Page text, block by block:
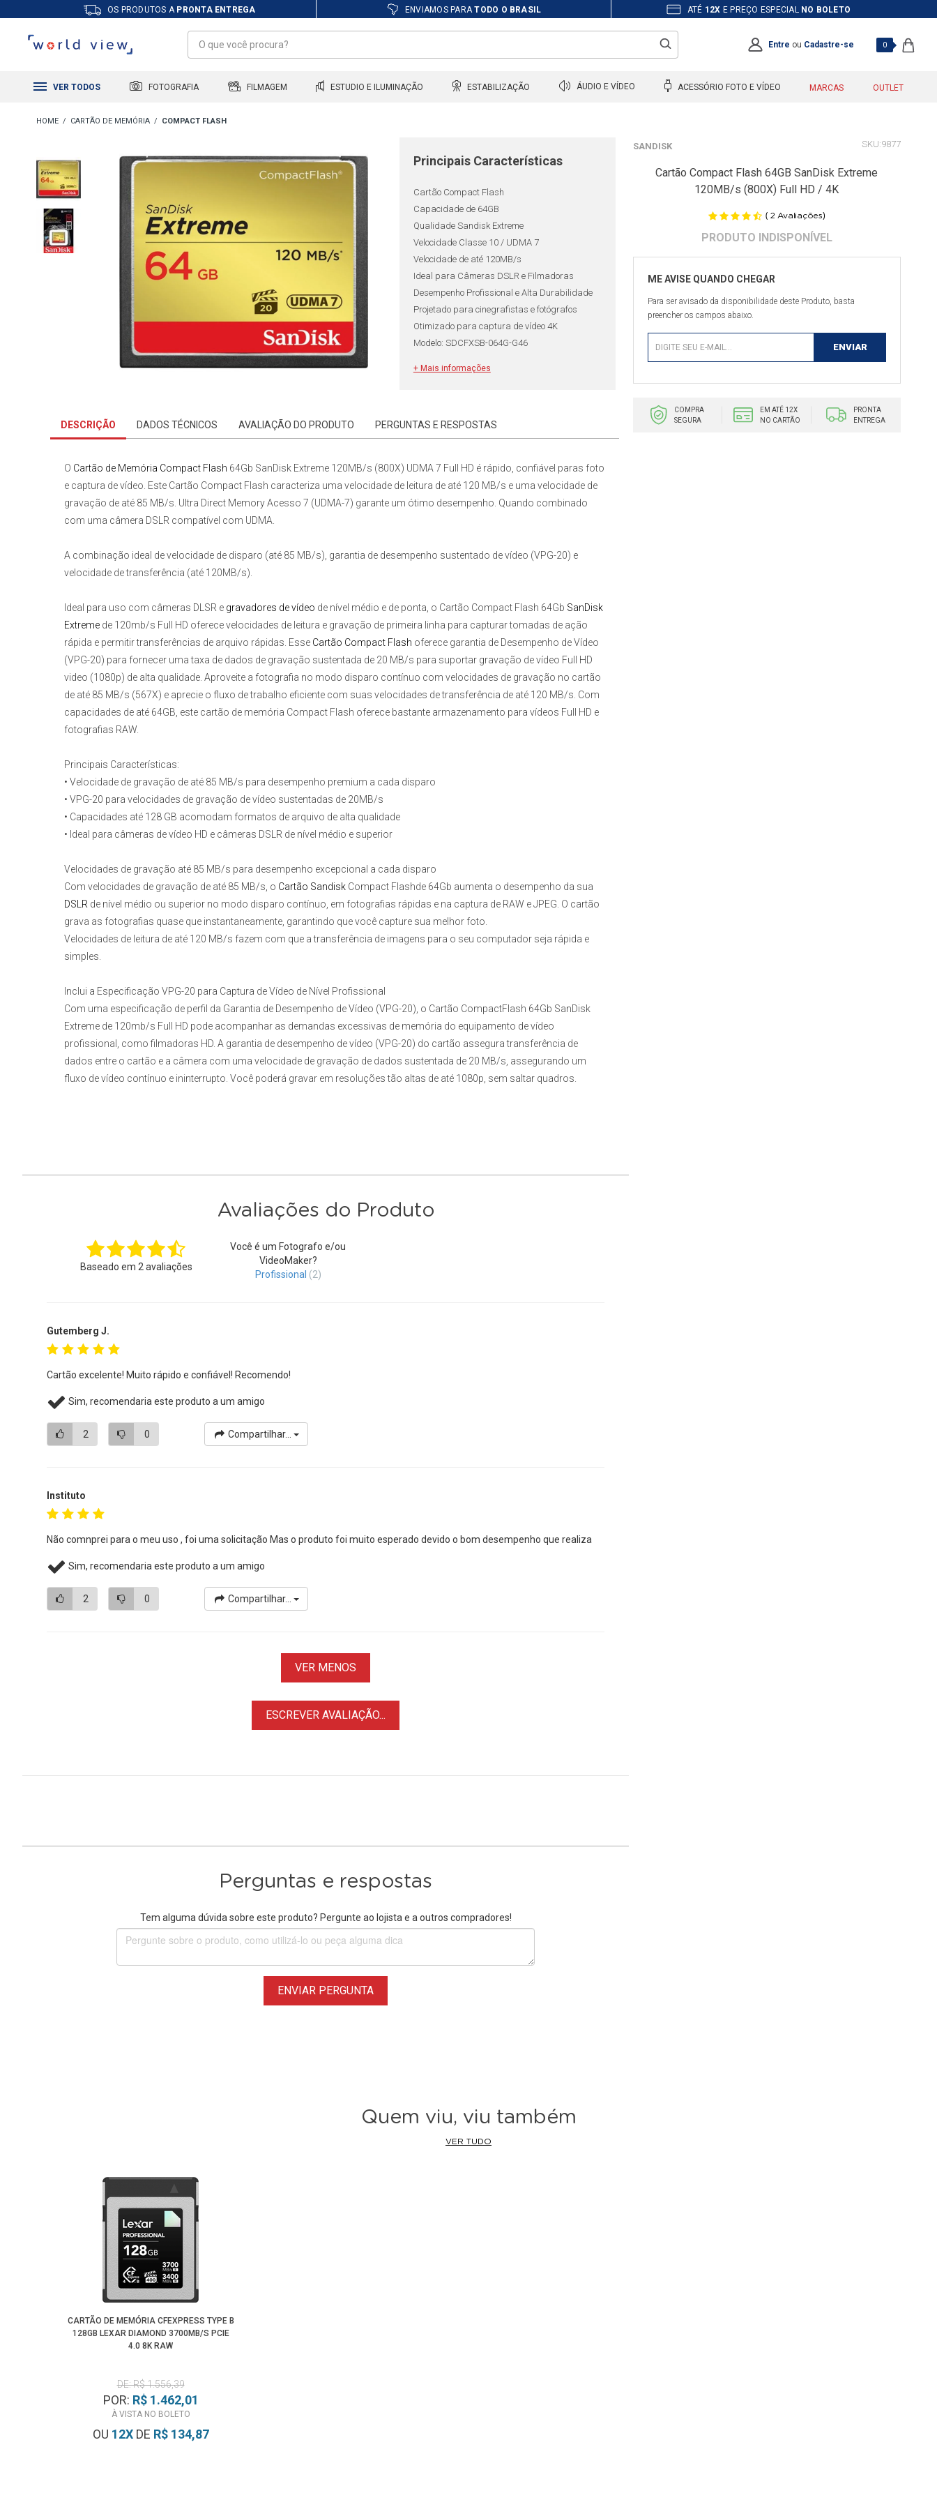
OS PRODUTOS A PRONTA ENTREGA ENVIAMOS PARATODO O BRASIL ATÉ 12X E PREÇO ESPECIAL NO BOLETO
Entre ou Cadastre-se 0
VER TODOS FOTOGRAFIA FILMAGEM ESTUDIO E ILUMINAÇÃO ESTABILIZAÇÃO ÁUDIO E VÍDEO ACESSÓRIO FOTO E VÍDEO MARCAS OUTLET
CARTÃO DE MEMÓRIA COMPACT FLASH
Principais Características
Cartão Compact Flash
Capacidade de 64GB
Qualidade Sandisk Extreme
Velocidade Classe 10 / UDMA 7
Velocidade de até 120MB/s
Ideal para Câmeras DSLR e Filmadoras
Desempenho Profissional e Alta Durabilidade
Projetado para cinegrafistas e fotógrafos
Otimizado para captura de vídeo 4K
Modelo: SDCFXSB-064G-G46
+ Mais informações
SANDISK 9877
Cartão Compact Flash 64GB SanDisk Extreme
120MB/s (800X) Full HD / 4K
( 2 Avaliações)
Para ser avisado da disponibilidade deste Produto, basta
preencher os campos abaixo.
COMPRA
SEGURA
EM ATÉ 12X
NO CARTÃO
PRONTA
ENTREGA
DESCRIÇÃO DADOS TÉCNICOS AVALIAÇÃO DO PRODUTO PERGUNTAS E RESPOSTAS
O Cartão de Memória Compact Flash 64Gb SanDisk Extreme 120MB/s (800X) UDMA 7 Full HD é rápido, confiável paras foto
e captura de vídeo. Este Cartão Compact Flash caracteriza uma velocidade de leitura de até 120 MB/s e uma velocidade de
gravação de até 85 MB/s. Ultra Direct Memory Acesso 7 (UDMA-7) garante um ótimo desempenho. Quando combinado
com uma câmera DSLR compatível com UDMA.
A combinação ideal de velocidade de disparo (até 85 MB/s), garantia de desempenho sustentado de vídeo (VPG-20) e
velocidade de transferência (até 120MB/s).
Ideal para uso com câmeras DLSR e gravadores de vídeo de nível médio e de ponta, o Cartão Compact Flash 64Gb SanDisk
Extreme de 120mb/s Full HD oferece velocidades de leitura e gravação de primeira linha para capturar tomadas de ação
rápida e permitir transferências de arquivo rápidas. Esse Cartão Compact Flash oferece garantia de Desempenho de Vídeo
(VPG-20) para fornecer uma taxa de dados de gravação sustentada de 20 MB/s para suportar gravação de vídeo Full HD
video (1080p) de alta qualidade. Aproveite a fotografia no modo disparo contínuo com velocidades de gravação no cartão
de até 85 MB/s (567X) e aprecie o fluxo de trabalho eficiente com suas velocidades de transferência de até 120 MB/s. Com
capacidades de até 64GB, este cartão de memória Compact Flash oferece bastante armazenamento para vídeos Full HD e
fotografias RAW.
Principais Características:
• Velocidade de gravação de até 85 MB/s para desempenho premium a cada disparo
• VPG-20 para velocidades de gravação de vídeo sustentadas de 20MB/s
• Capacidades até 128 GB acomodam formatos de arquivo de alta qualidade
• Ideal para câmeras de vídeo HD e câmeras DSLR de nível médio e superior
Velocidades de gravação até 85 MB/s para desempenho excepcional a cada disparo
Com velocidades de gravação de até 85 MB/s, o Cartão Sandisk Compact Flashde 64Gb aumenta o desempenho da sua
DSLR de nível médio ou superior no modo disparo contínuo, em fotografias rápidas e na captura de RAW e JPEG. O cartão
grava as fotografias quase que instantaneamente, garantindo que você capture sua melhor foto.
Velocidades de leitura de até 120 MB/s fazem com que a transferência de imagens para o seu computador seja rápida e
simples.
Inclui a Especificação VPG-20 para Captura de Vídeo de Nível Profissional
Com uma especificação de perfil da Garantia de Desempenho de Vídeo (VPG-20), o Cartão CompactFlash 64Gb SanDisk
Extreme de 120mb/s Full HD pode acompanhar as demandas excessivas de memória do equipamento de vídeo
profissional, como filmadoras HD. A garantia de desempenho de vídeo (VPG-20) do cartão assegura transferência de
dados entre o cartão e a câmera com uma velocidade de gravação de dados sustentada de 20 MB/s, assegurando um
fluxo de vídeo contínuo e ininterrupto. Você poderá gravar em resoluções tão altas de até 1080p, sem saltar quadros.
Avaliações do Produto
Baseado em 2 avaliações
Você é um Fotografo e/ou
VideoMaker?
Profissional (2)
Gutemberg J.
Cartão excelente! Muito rápido e confiável! Recomendo!
Sim, recomendaria este produto a um amigo
2 0 Compartilhar...
Instituto
Não comnprei para o meu uso , foi uma solicitação Mas o produto foi muito esperado devido o bom desempenho que realiza
Sim, recomendaria este produto a um amigo
2 0 Compartilhar...
VER MENOS
ESCREVER AVALIAÇÃO...
Perguntas e respostas
Tem alguma dúvida sobre este produto? Pergunte ao lojista e a outros compradores!
ENVIAR PERGUNTA
Quem viu, viu também
VER TUDO
CARTÃO DE MEMÓRIA CFEXPRESS TYPE B
128GB LEXAR DIAMOND 3700MB/S PCIE
4.0 8K RAW
DE: R$ 1.556,39
POR: R$ 1.462,01
À VISTA NO BOLETO
OU 12XDE R$ 134,87